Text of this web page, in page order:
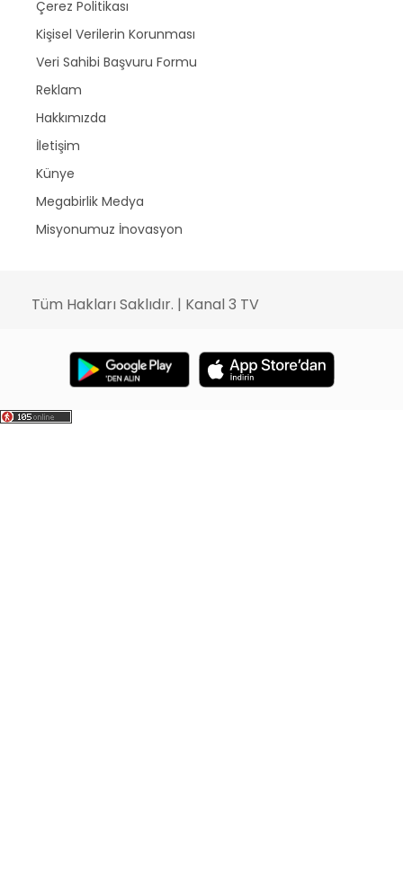
Çerez Politikası
Kişisel Verilerin Korunması
Veri Sahibi Başvuru Formu
Reklam
Hakkımızda
İletişim
Künye
Megabirlik Medya
Misyonumuz İnovasyon
Tüm Hakları Saklıdır. | Kanal 3 TV